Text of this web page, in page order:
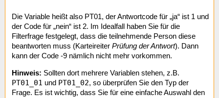
Die Variable heißt also PT01, der Antwortcode für „ja“ ist 1 und
der Code für „nein“ ist 2. Im Idealfall haben Sie für die
Filterfrage festgelegt, dass die teilnehmende Person diese
beantworten muss (Karteireiter Prüfung der Antwort). Dann
kann der Code -9 nämlich nicht mehr vorkommen.
Hinweis: Sollten dort mehrere Variablen stehen, z.B.
PT01_01 und PT01_02, so überprüfen Sie den Typ der
Frage. Es ist wichtig, dass Sie für eine einfache Auswahl den